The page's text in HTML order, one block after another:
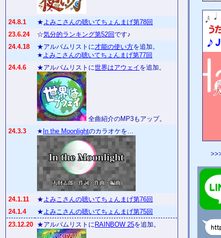
24.8.1 ★よみこさんの聴いてちょんまげ第78回
23.6.24
☆気分的ランキング第52回です♪
24.4.18
★アルバムリストに才能の使い方を追加。
★よみこさんの聴いてちょんまげ第77回
24.4.6
★アルバムリストに世界はアウェイ を追加。
全曲紹介のMP3もアップ。
24.3.3
★ In the Moonlightのカラオケを…
24.1.11 ★よみこさんの聴いてちょんまげ第76回
24.1.4
★よみこさんの聴いてちょんまげ第75回
23.12.20 ★アルバムリストに RAINBOW 25を追加。